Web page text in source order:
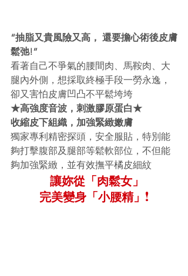
“抽脂又貴風險又高， 還要擔心術後皮膚
鬆弛!”
看著自己不爭氣的腰間肉、馬鞍肉、大
腿內外側，想採取終極手段一勞永逸，
卻又害怕皮膚凹凸不平鬆垮垮
★高強度音波，刺激膠原蛋白★
收縮皮下組織，加強緊緻嫩膚
獨家專利精密探頭，安全服貼，特別能
夠打擊腹部及腿部等鬆軟部位，不但能
夠加強緊緻，並有效撫平橘皮細紋
讓妳從「肉鬆女」
完美變身「小腰精」!